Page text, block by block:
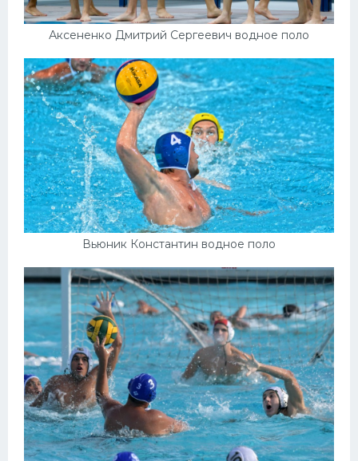
Аксененко Дмитрий Сергеевич водное поло
Вьюник Константин водное поло